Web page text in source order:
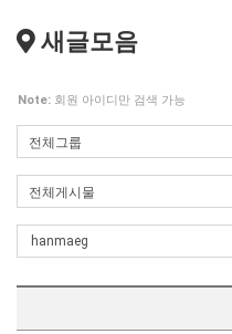
새글모음
Note: 회원 아이디만 검색 가능